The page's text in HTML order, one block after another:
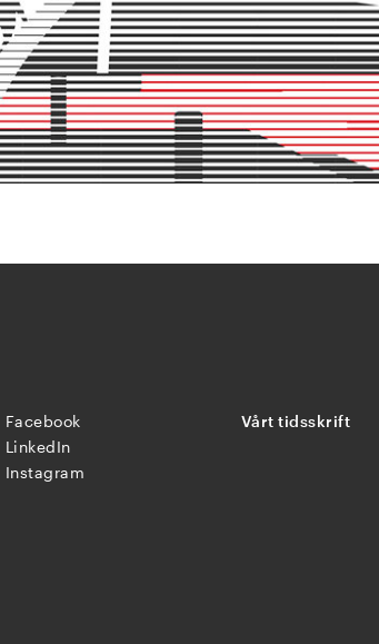
Facebook
LinkedIn
Instagram
Vårt tidsskrift